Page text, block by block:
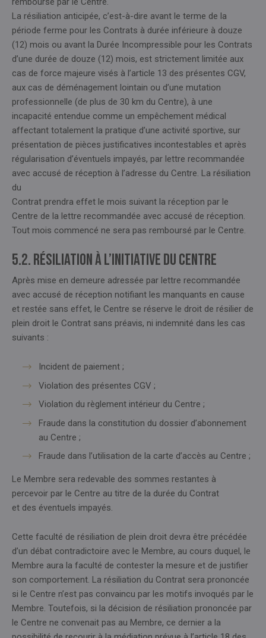
La résiliation anticipée, c’est-à-dire avant le terme de la
période ferme pour les Contrats à durée inférieure à douze
(12) mois ou avant la Durée Incompressible pour les Contrats
d’une durée de douze (12) mois, est strictement limitée aux
cas de force majeure visés à l’article 13 des présentes CGV,
aux cas de déménagement lointain ou d’une mutation
professionnelle (de plus de 30 km du Centre), à une
incapacité entendue comme un empêchement médical
affectant totalement la pratique d’une activité sportive, sur
présentation de pièces justificatives incontestables et après
régularisation d’éventuels impayés, par lettre recommandée
avec accusé de réception à l’adresse du Centre. La résiliation
du
Contrat prendra effet le mois suivant la réception par le
Centre de la lettre recommandée avec accusé de réception.
Tout mois commencé ne sera pas remboursé par le Centre.
5.2. Résiliation à l’initiative du Centre
Après mise en demeure adressée par lettre recommandée
avec accusé de réception notifiant les manquants en cause
et restée sans effet, le Centre se réserve le droit de résilier de
plein droit le Contrat sans préavis, ni indemnité dans les cas
suivants :
Incident de paiement ;
Violation des présentes CGV ;
Violation du règlement intérieur du Centre ;
Fraude dans la constitution du dossier d’abonnement
au Centre ;
Fraude dans l’utilisation de la carte d’accès au Centre ;
Le Membre sera redevable des sommes restantes à
percevoir par le Centre au titre de la durée du Contrat
et des éventuels impayés.
Cette faculté de résiliation de plein droit devra être précédée
d’un débat contradictoire avec le Membre, au cours duquel, le
Membre aura la faculté de contester la mesure et de justifier
son comportement. La résiliation du Contrat sera prononcée
si le Centre n’est pas convaincu par les motifs invoqués par le
Membre. Toutefois, si la décision de résiliation prononcée par
le Centre ne convenait pas au Membre, ce dernier a la